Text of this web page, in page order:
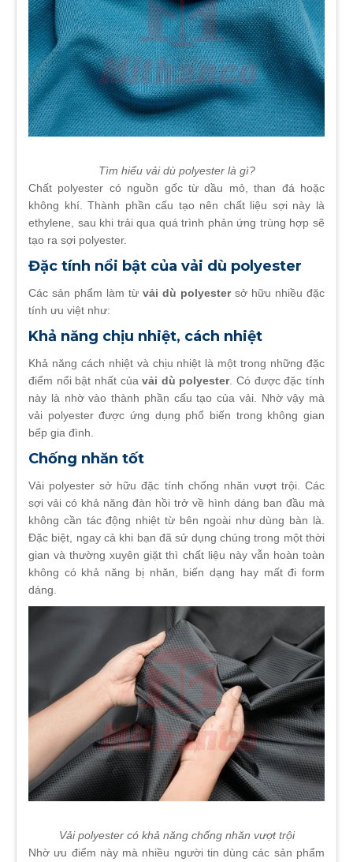
Tìm hiểu vải dù polyester là gì?
Chất polyester có nguồn gốc từ dầu mỏ, than đá hoặc
không khí. Thành phần cấu tạo nên chất liệu sợi này là
ethylene, sau khi trải qua quá trình phản ứng trùng hợp sẽ
tạo ra sợi polyester.
Đặc tính nổi bật của vải dù polyester
Các sản phẩm làm từ vải dù polyestersở hữu nhiều đặc
tính ưu việt như:
Khả năng chịu nhiệt, cách nhiệt
Khả năng cách nhiệt và chịu nhiệt là một trong những đặc
điểm nổi bật nhất củavải dù polyester. Có được đặc tính
này là nhờ vào thành phần cấu tạo của vải. Nhờ vậy mà
vải polyester được ứng dụng phổ biến trong không gian
bếp gia đình.
Chống nhăn tốt
Vải polyester sở hữu đặc tính chống nhăn vượt trội. Các
sợi vải có khả năng đàn hồi trở về hình dáng ban đầu mà
không cần tác động nhiệt từ bên ngoài như dùng bàn là.
Đặc biệt, ngay cả khi bạn đã sử dụng chúng trong một thời
gian và thường xuyên giặt thì chất liệu này vẫn hoàn toàn
không có khả năng bị nhăn, biến dạng hay mất đi form
dáng.
Vải polyester có khả năng chống nhăn vượt trội
Nhờ ưu điểm này mà nhiều người tin dùng các sản phẩm